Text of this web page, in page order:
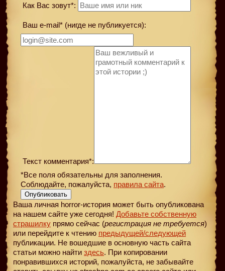
Как Вас зовут*:
Ваш e-mail* (нигде не публикуется):
Текст комментария*:
*Все поля обязательны для заполнения.
Соблюдайте, пожалуйста, правила сайта.
Опубликовать
Ваша личная horror-история может быть опубликована
на нашем сайте уже сегодня! Добавьте собственную
страшилку прямо сейчас (регистрация не требуется)
или перейдите к чтению предыдущей/следующей
публикации. Не вошедшие в основную часть сайта
статьи можно найти здесь. При копировании
понравившихся историй, пожалуйста, не забывайте